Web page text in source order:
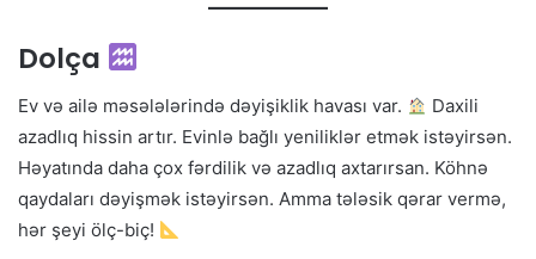
Dolça
Ev və ailə məsələlərində dəyişiklik havası var.
Daxili
azadlıq hissin artır. Evinlə bağlı yeniliklər etmək istəyirsən.
Həyatında daha çox fərdilik və azadlıq axtarırsan. Köhnə
qaydaları dəyişmək istəyirsən. Amma tələsik qərar vermə,
hər şeyi ölç-biç!